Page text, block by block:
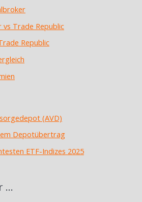
vs Trade Republic
Republic
(AVD)
Depotübertrag
ETF-Indizes 2025
…